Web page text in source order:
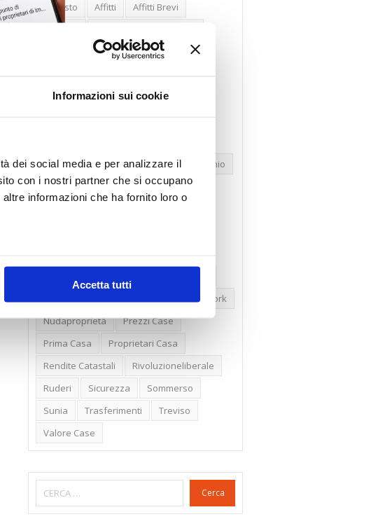
Informazioni sui cookie
dei social media e per analizzare il
con i nostri partner che si occupano
informazioni che ha fornito loro o
Accetta tutti
30posto Affitti
Affitti Brevi
Banca Woolwich
Bilocali
Cambioabitazione
Carenza Alloggi
Compravendite Immobiliari
Condominio
Confcommercio
Confedilizia.EU
New York
Nudaproprietà
Prezzi Case
Prima Casa
Proprietari Casa
Rendite Catastali
Rivoluzioneliberale
Ruderi
Sicurezza
Sommerso
Sunia
Trasferimenti
Treviso
Valore Case
Cerca